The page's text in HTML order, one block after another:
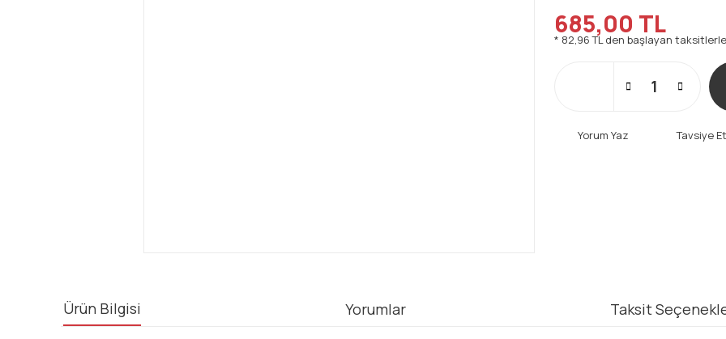
685,00 TL
* 82,96 TL den başlayan
Yorum Yaz Tavsiye Et
Ürün Bilgisi Yorumlar Taksit